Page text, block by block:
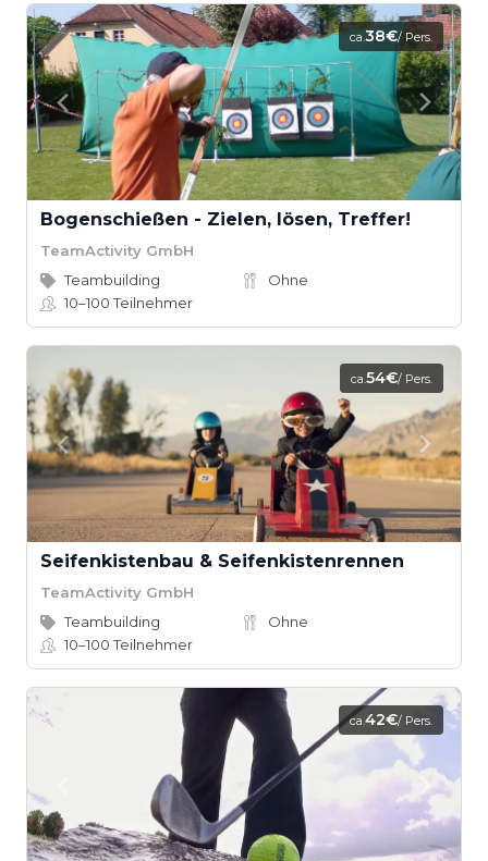
ca.38€/ Pers.
Bogenschießen - Zielen, lösen, Treffer!
TeamActivity GmbH
Teambuilding
Ohne
10–100Teilnehmer
ca.54€/ Pers.
Seifenkistenbau & Seifenkistenrennen
TeamActivity GmbH
Teambuilding
Ohne
10–100Teilnehmer
ca.42€/ Pers.